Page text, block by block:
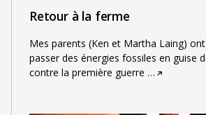
Retour à la ferme
Mes parents (Ken et Martha Laing)
passer des énergies fossiles en guise
contre la première guerre …